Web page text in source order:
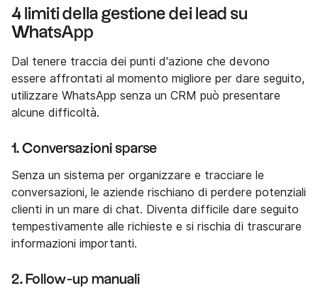
4 limiti della gestione dei lead su
WhatsApp
Dal tenere traccia dei punti d'azione che devono
essere affrontati al momento migliore per dare seguito,
utilizzare WhatsApp senza un CRM può presentare
alcune difficoltà.
1. Conversazioni sparse
Senza un sistema per organizzare e tracciare le
conversazioni, le aziende rischiano di perdere potenziali
clienti in un mare di chat. Diventa difficile dare seguito
tempestivamente alle richieste e si rischia di trascurare
informazioni importanti.
2. Follow-up manuali